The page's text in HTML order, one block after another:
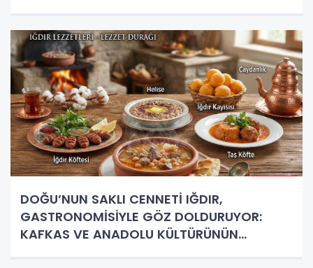
DOĞU’NUN SAKLI CENNETİ IĞDIR,
GASTRONOMİSİYLE GÖZ DOLDURUYOR:
KAFKAS VE ANADOLU KÜLTÜRÜNÜN